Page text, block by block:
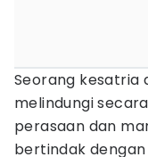
Seorang kesatria
melindungi
perasaan dan
bertindak